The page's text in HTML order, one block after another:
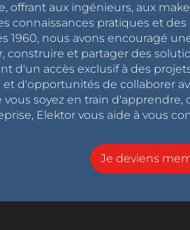
offrant aux ingénieurs, aux
connaissances pratiques et
1960, nous avons encouragé
construire et partager des
d'un accès exclusif à des
d'opportunités de collaborer
vous soyez en train
Elektor vous aide à vous
Je deviens